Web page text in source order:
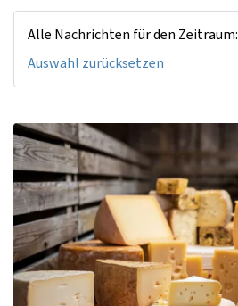
Alle Nachrichten für den Zeitraum:
Auswahl zurücksetzen